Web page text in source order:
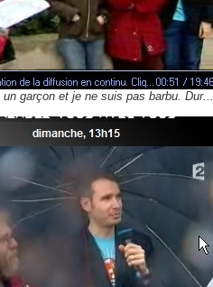
garçon et je ne suis pas barbu. Dur...